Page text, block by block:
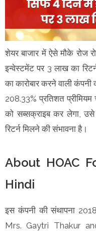
शेयर बाजार में ऐसे मौके रोज
इन्वेस्टमेंट पर 3 लाख का
का कारोबार करने वाली
208.33% प्रतिशत
को सब्सक्राइब कर लेगा,
रिटर्न मिलने की संभावना है।
About HOAC
Hindi
इस कंपनी की संथापना
Mrs. Gaytri Thakur